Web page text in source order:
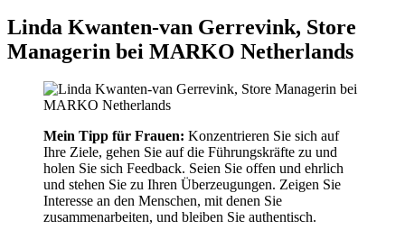
Linda Kwanten-van Gerrevink, Store
Managerin bei MARKO Netherlands
Mein Tipp für Frauen: Konzentrieren Sie sich auf
Ihre Ziele, gehen Sie auf die Führungskräfte zu und
holen Sie sich Feedback. Seien Sie offen und ehrlich
und stehen Sie zu Ihren Überzeugungen. Zeigen Sie
Interesse an den Menschen, mit denen Sie
zusammenarbeiten, und bleiben Sie authentisch.